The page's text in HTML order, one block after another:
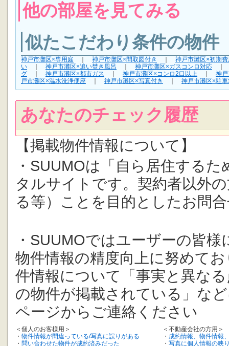
他の部屋を見てみる
似たこだわり条件の物件
神戸市灘区×専用庭 神戸市灘区×間取図付き
神戸市灘区×初期
い
神戸市灘区×追い焚き風呂 神戸市灘区×ガスコンロ対応
グ
神戸市灘区×都市ガス 神戸市灘区×コンロ2口以上
神
戸市灘区×温水洗浄便座
神戸市灘区×写真付き 神戸市灘区×駐
あなたのチェック履歴
【掲載物件情報について】
・SUUMOは「自ら居住する
タルサイトです。契約者以外
る等）ことを目的としたお問
・SUUMOではユーザーの皆
物件情報の精度向上に努めて
件情報について「事実と異な
の物件が掲載されている」な
ページからご連絡ください
＜個人のお客様用＞
・ 物件情報が間違っている/写真に誤りがある
・ 問い合わせた物件が成約済みだった
＜不動産会社の方用＞
・ 成約情報、物件情報
・ 写真に個人情報の映